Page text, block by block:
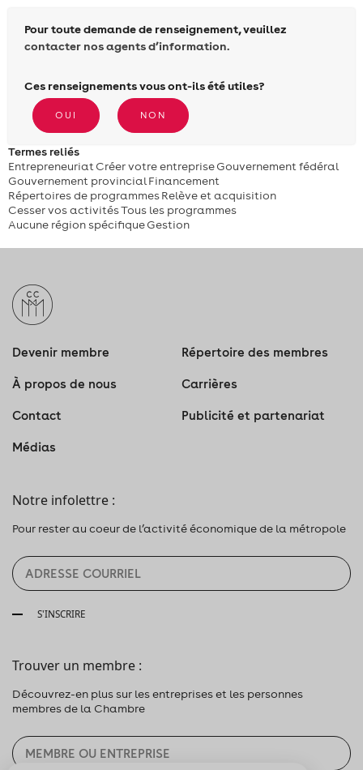
Pour toute demande de renseignement, veuillez
contacter nos agents d’information.
Ces renseignements vous ont-ils été utiles?
OUI NON
Termes reliés
EntrepreneuriatCréer votre entrepriseGouvernement fédéral
Gouvernement provincialFinancement
Répertoires de programmesRelève et acquisition
Cesser vos activitésTous les programmes
Aucune région spécifiqueGestion
Devenir membre Répertoire des membres
À propos de nous Carrières
Contact Publicité et partenariat
Médias
Notre infolettre :
Pour rester au coeur de l’activité économique de la métropole
S'INSCRIRE
Trouver un membre :
Découvrez-en plus sur les entreprises et les personnes
membres de la Chambre